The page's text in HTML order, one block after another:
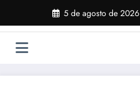
o
5 de agosto de 2026